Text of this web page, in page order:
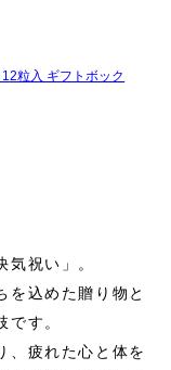
粒入 ギフトボック
祝い」。
を込めた贈り物と
です。
、疲れた心と体を